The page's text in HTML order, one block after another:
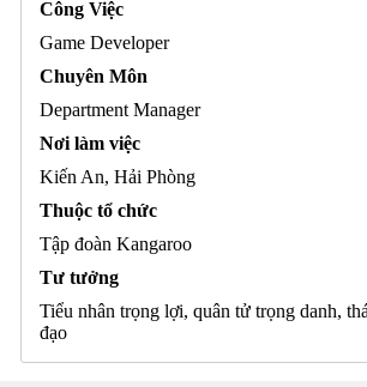
Công Việc
Game Developer
Chuyên Môn
Department Manager
Nơi làm việc
Kiến An, Hải Phòng
Thuộc tổ chức
Tập đoàn Kangaroo
Tư tưởng
Tiểu nhân trọng lợi, quân tử trọng danh,
đạo